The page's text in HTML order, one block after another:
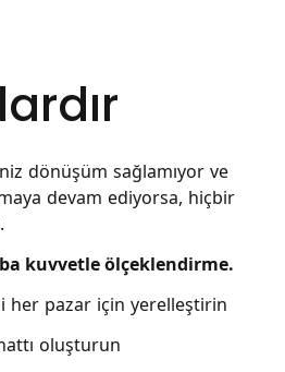
dönüşüm sağlamıyor ve
devam ediyorsa, hiçbir
kuvvetle ölçeklendirme.
her pazar için yerelleştirin
oluşturun